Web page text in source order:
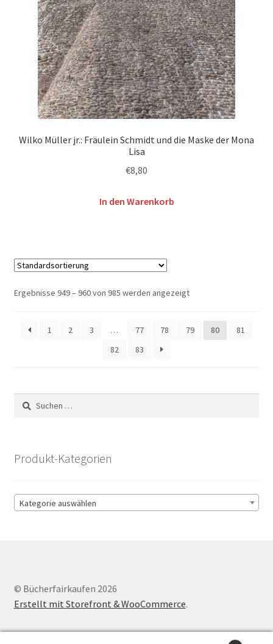
Wilko Müller jr.: Fräulein Schmidt und die Maske der Mona
Lisa
€8,80
In den Warenkorb
Ergebnisse 949 – 960 von 985 werden angezeigt
1 2 3 … 77 78 79 80
81
82
83
Suchen
nach:
Produkt-Kategorien
Kategorie auswählen
© Bücherfairkaufen 2026
Erstellt mit Storefront & WooCommerce.